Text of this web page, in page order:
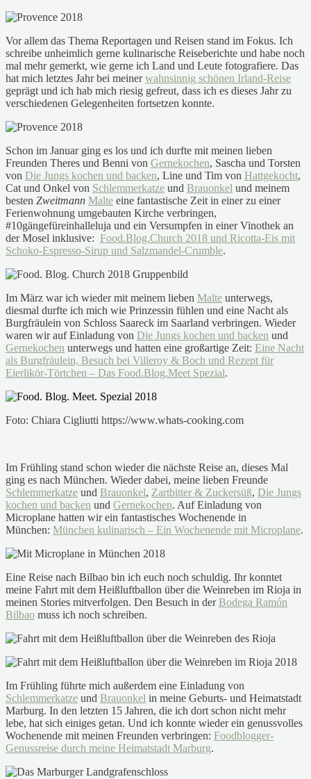
Vor allem das Thema Reportagen und Reisen stand im Fokus. Ich
schreibe unheimlich gerne kulinarische Reiseberichte und habe noch
mal mehr gemerkt, wie gerne ich Land und Leute fotografiere. Das
hat mich letztes Jahr bei meinerwahnsinnig schönen Irland-Reise
geprägt und ich hab mich riesig gefreut, dass ich es dieses Jahr zu
verschiedenen Gelegenheiten fortsetzen konnte.
Schon im Januar ging es los und ich durfte mit meinen lieben
Freunden Theres und Benni von Gernekochen, Sascha und Torsten
von Die Jungs kochen und backen, Line und Tim von Hattgekocht,
Cat und Onkel von Schlemmerkatze und Brauonkel und meinem
besten Zweitmann Malte eine fantastische Zeit in einer zu einer
Ferienwohnung umgebauten Kirche verbringen,
#10gängefüreinhalleluja und ein Versumpfen in einer Vinothek an
der Mosel inklusive: Food.Blog.Church 2018 und Ricotta-Eis mit
Schoko-Espresso-Sirup und Salzmandel-Crumble.
Im März war ich wieder mit meinem lieben Malte unterwegs,
diesmal durfte ich mich wie Prinzessin fühlen und eine Nacht als
Burgfräulein von Schloss Saareck im Saarland verbringen. Wieder
waren wir auf Einladung von Die Jungs kochen und backen und
Gernekochen unterwegs und hatten eine großartige Zeit: Eine Nacht
als Burgfräulein, Besuch bei Villeroy & Boch und Rezept für
Eierlikör-Törtchen – Das Food.Blog.Meet Spezial.
Foto: Chiara Cigliutti https://www.whats-cooking.com
Im Frühling stand schon wieder die nächste Reise an, dieses Mal
ging es nach München. Wieder dabei, meine lieben Freunde
Schlemmerkatze und Brauonkel, Zartbitter & Zuckersüß, Die Jungs
kochen und backen und Gernekochen. Auf Einladung von
Microplane hatten wir ein fantastisches Wochenende in
München: München kulinarisch – Ein Wochenende mit Microplane.
Eine Reise nach Bilbao bin ich euch noch schuldig. Ihr konntet
meine Fahrt mit dem Heißluftballon über die Weinreben im Rioja in
meinen Stories mitverfolgen. Den Besuch in derBodega Ramón
Bilbao muss ich noch schreiben.
Im Frühling führte mich außerdem eine Einladung von
Schlemmerkatze und Brauonkel in meine Geburts- und Heimatstadt
Marburg. In den letzten 15 Jahren, die ich dort schon nicht mehr
lebe, hat sich einiges getan. Und ich konnte wieder ein genussvolles
Wochenende mit meinen Freunden verbringen: Foodblogger-
Genussreise durch meine Heimatstadt Marburg.